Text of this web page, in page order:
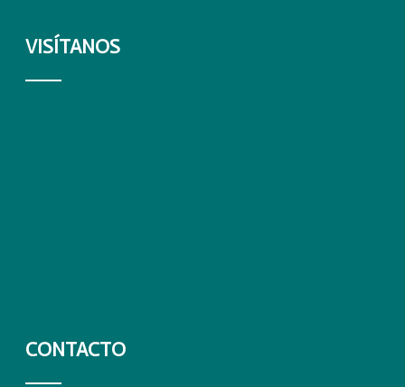
VISÍTANOS
CONTACTO